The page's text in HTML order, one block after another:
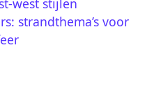
strandthema’s voor